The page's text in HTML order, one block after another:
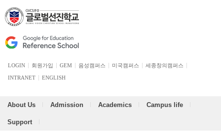
LOGIN 회원가입 GEM 음성캠퍼스 미국캠퍼스 세종창의캠퍼스
INTRANET ENGLISH
About Us Admission Academics Campus life
Support